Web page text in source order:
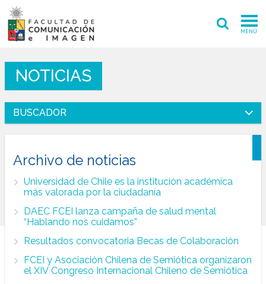
MENÚ
EXTENSIÓN
INTERNACIONAL
ADMISIÓN
PERIODISMO CINE Y TV
Estudiantes Académicos Egresados
Archivo de noticias
Universidad de Chile es la institución académica
más valorada por la ciudadanía
DAEC FCEI lanza campaña de salud mental
“Hablando nos cuidamos”
Resultados convocatoria Becas de Colaboración
FCEI y Asociación Chilena de Semiótica organizaron
el XIV Congreso Internacional Chileno de Semiótica
NOTICIAS
BUSCADOR
Todas
Última semana
Último mes
Último año
Desde